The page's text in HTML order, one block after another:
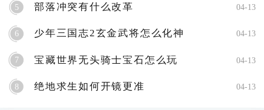
5 部落冲突有什么改革 04-13
6 少年三国志2玄金武将怎么化神 04-13
7 宝藏世界无头骑士宝石怎么玩 04-13
8 绝地求生如何开镜更准 04-13